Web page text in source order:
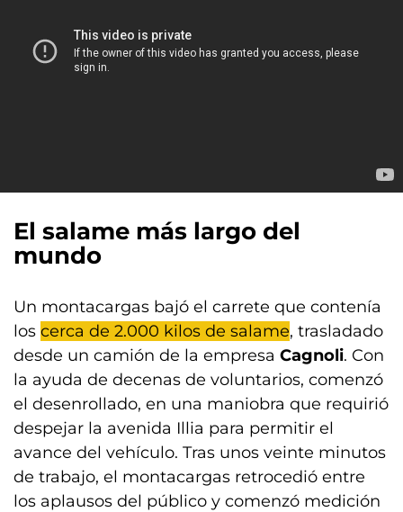
El salame más largo del
mundo
Un montacargas bajó el carrete que contenía
los cerca de 2.000 kilos de salame, trasladado
desde un camión de la empresa Cagnoli. Con
la ayuda de decenas de voluntarios, comenzó
el desenrollado, en una maniobra que requirió
despejar la avenida Illia para permitir el
avance del vehículo. Tras unos veinte minutos
de trabajo, el montacargas retrocedió entre
los aplausos del público y comenzó medición